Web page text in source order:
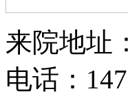
来院地址
电话：